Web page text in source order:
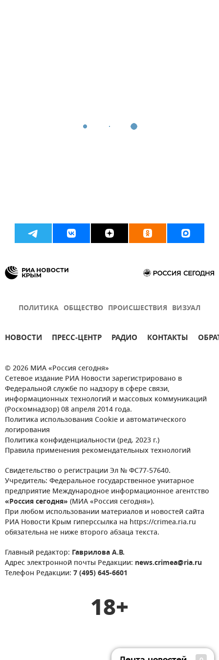
ПОЛИТИКА ОБЩЕСТВО ПРОИСШЕСТВИЯ ВИЗУАЛ
НОВОСТИ ПРЕСС-ЦЕНТР РАДИО КОНТАКТЫ
© 2026 МИА «Россия сегодня»
Сетевое издание РИА Новости зарегистрировано в
Федеральной службе по надзору в сфере связи,
информационных технологий и массовых коммуникаций
(Роскомнадзор) 08 апреля 2014 года.
Политика использования Cookie и автоматического
логирования
Политика конфиденциальности (ред. 2023 г.)
Правила применения рекомендательных технологий
Свидетельство о регистрации Эл № ФС77-57640.
Учредитель: Федеральное государственное унитарное
предприятие Международное информационное агентство
«Россия сегодня» (МИА «Россия сегодня»).
При любом использовании материалов и новостей сайта
РИА Новости Крым гиперссылка на https://crimea.ria.ru
обязательна не ниже второго абзаца текста.
Главный редактор: Гаврилова А.В.
Адрес электронной почты Редакции: news.crimea@ria.ru
Телефон Редакции: 7 (495) 645-6601
18+